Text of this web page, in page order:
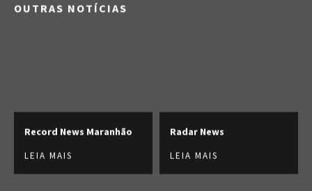
OUTRAS NOTÍCIAS
Record News Maranhão
LEIA MAIS
Radar News
LEIA MAIS